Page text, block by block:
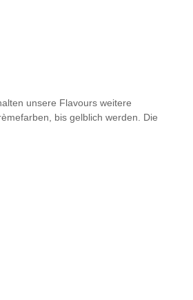
unsere Flavours weitere
bis gelblich werden. Die